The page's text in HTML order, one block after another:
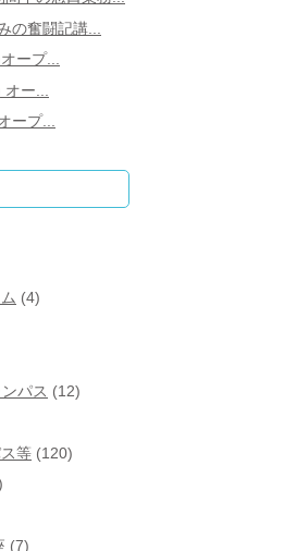
の奮闘記講...
ープ...
ー...
ープ...
(4)
パス (12)
等 (120)
(7)